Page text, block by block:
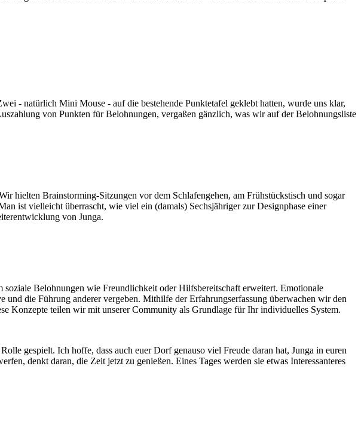
- natürlich Mini Mouse - auf die bestehende Punktetafel geklebt hatten, wurde uns klar,
von Punkten für Belohnungen, vergaßen gänzlich, was wir auf der Belohnungsliste
hielten Brainstorming-Sitzungen vor dem Schlafengehen, am Frühstückstisch und sogar
ist vielleicht überrascht, wie viel ein (damals) Sechsjähriger zur Designphase einer
von Junga.
Belohnungen wie Freundlichkeit oder Hilfsbereitschaft erweitert. Emotionale
die Führung anderer vergeben. Mithilfe der Erfahrungserfassung überwachen wir den
Konzepte teilen wir mit unserer Community als Grundlage für Ihr individuelles System.
gespielt. Ich hoffe, dass auch euer Dorf genauso viel Freude daran hat, Junga in euren
denkt daran, die Zeit jetzt zu genießen. Eines Tages werden sie etwas Interessanteres